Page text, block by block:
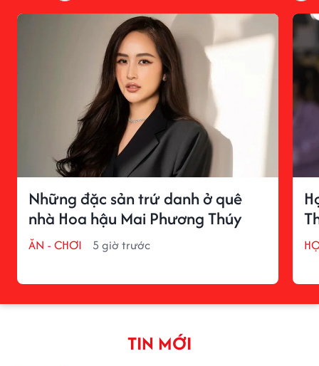
Những đặc sản trứ danh ở quê
nhà Hoa hậu Mai Phương Thúy
5 giờ trước
TIN MỚI
ÂM NHẠC 6 phút trước
Mừng cho Phương Mỹ Chi trước ngày
trọng đại
tâm đặc biệt từ khán giả.